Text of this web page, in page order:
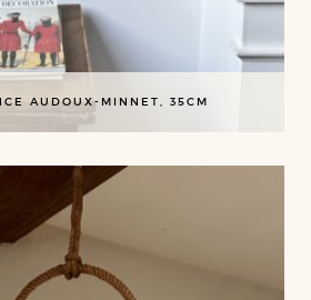
AUDOUX-MINNET, 35CM